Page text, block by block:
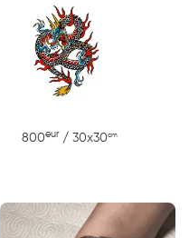
800eur / 30x30cm